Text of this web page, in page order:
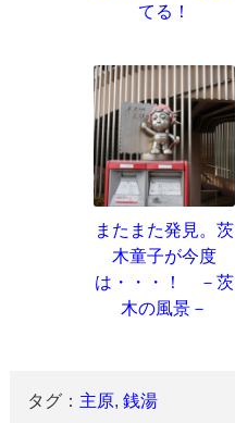
てる！
またまた発見。茨
木童子が今度
は・・・！ －茨
木の風景－
タグ： 主原,銭湯